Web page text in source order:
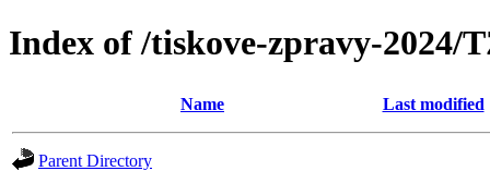
Index of /tiskove-zpravy-2024/
Name Last modified
Parent Directory